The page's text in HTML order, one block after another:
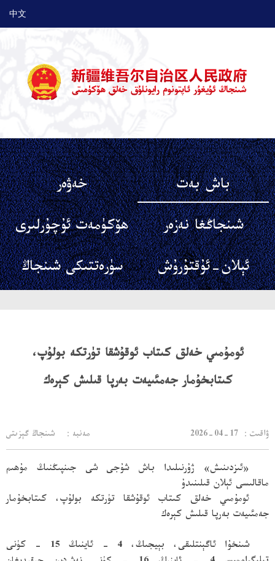
中文
باش بەت
خەۋەر
شىنجاڭغا نەزەر
ھۆكۈمەت ئۇچۇرلىرى
ئېلان-ئۇقتۇرۇش
سۈرەتتىكى شىنجاڭ
ئومۇمىي خەلق كىتاب ئوقۇشقا تۈرتكە بولۇپ،
كىتابخۇمار جەمئىيەت بەرپا قىلىش كېرەك
2026-04-17 ：ۋاقىت مەنبە： شىنجاڭ گېزىتى
«ئىزدىنىش» ژۇرنىلىدا باش شۇجى شى جىنپىڭنىڭ مۇھىم
ماقالىسى ئېلان قىلىنىدۇ
ئومۇمىي خەلق كىتاب ئوقۇشقا تۈرتكە بولۇپ، كىتابخۇمار
جەمئىيەت بەرپا قىلىش كېرەك
شىنخۇا ئاگېنتلىقى، بېيجىڭ، 4 - ئاينىڭ 15 - كۈنى